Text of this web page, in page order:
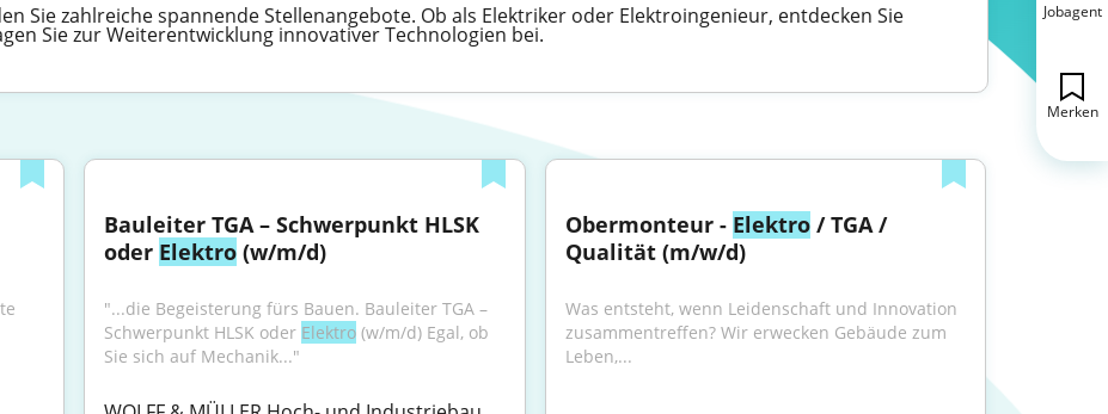
Sie zahlreiche spannende Stellenangebote. Ob als Elektriker oder Elektroingenieur, entdecken Sie
Sie zur Weiterentwicklung innovativer Technologien bei.
Bauleiter TGA – Schwerpunkt HLSK
oder Elektro (w/m/d)
"...die Begeisterung fürs Bauen. Bauleiter TGA –
Schwerpunkt HLSK oder Elektro (w/m/d) Egal, ob
Sie sich auf Mechanik..."
Obermonteur - Elektro / TGA /
Qualität (m/w/d)
Was entsteht, wenn Leidenschaft und Innovation
zusammentreffen? Wir erwecken Gebäude zum
Leben,...
Jobagent
Merken